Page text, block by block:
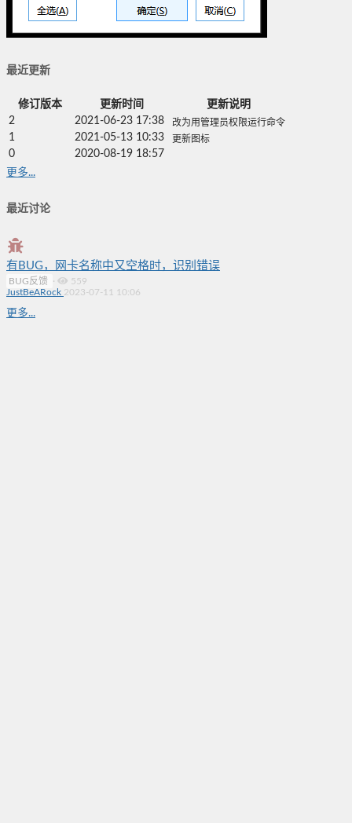
最近更新
修订版本 更新时间
更新说明
2
2021-06-23 17:38 改为用管理员权限运行命令
1 2021-05-13 10:33 更新图标
0
2020-08-19 18:57
更多...
最近讨论
有BUG，网卡名称中又空格时，识别错误
BUG反馈 ·
559
JustBeARock 2023-07-11 10:06
更多...